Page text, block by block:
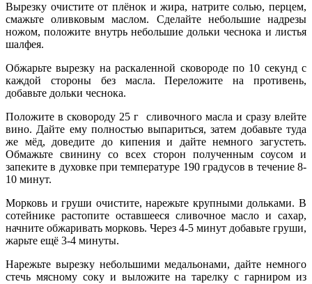
Вырезку очистите от плёнок и жира, натрите солью, перцем,
смажьте оливковым маслом. Сделайте небольшие надрезы
ножом,положите внутрь небольшие дольки чеснока и листья
шалфея.
Обжарьте вырезку на раскаленной сковороде по 10 секунд с
каждой стороны без масла. Переложите на противень,
добавьте дольки чеснока.
Положите в сковороду 25 г сливочного масла и сразу влейте
вино. Дайте ему полностью выпариться, затем добавьте туда
же мёд, доведите до кипения и дайте немного загустеть.
Обмажьте свинину со всех сторон полученным соусом и
запеките в духовке при температуре 190 градусов в течение 8-
10 минут.
Морковь и груши очистите, нарежьте крупными дольками. В
сотейнике растопите оставшееся сливочное масло и сахар,
начните обжаривать морковь. Через 4-5 минут добавьте груши,
жарьте ещё 3-4 минуты.
Нарежьте вырезку небольшими медальонами, дайте немного
стечь мясному соку и выложите на тарелку с гарниром из